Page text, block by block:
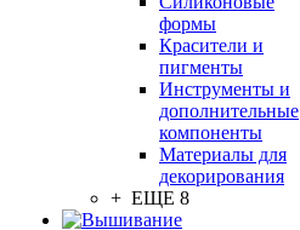
формы
Красители и
пигменты
Инструменты и
дополнительные
компоненты
Материалы для
декорирования
+ ЕЩЕ 8